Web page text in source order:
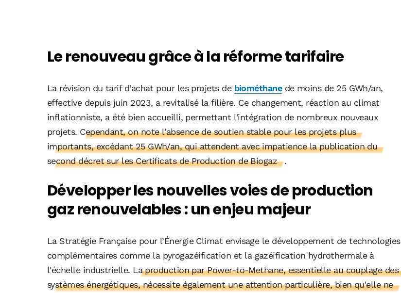
Le renouveau grâce à la réforme tarifaire
La révision du tarif d’achat pour les projets de biométhanede moins de 25 GWh/an,
effective depuis juin 2023, a revitalisé la filière. Ce changement, réaction au climat
inflationniste, a été bien accueilli, permettant l'intégration de nombreux nouveaux
projets. Cependant, on note l'absence de soutien stable pour les projets plus
importants, excédant 25 GWh/an, qui attendent avec impatience la publication du
second décret sur les Certificats de Production de Biogaz
.
Développer les nouvelles voies de production
gaz renouvelables : un enjeu majeur
La Stratégie Française pour l’Énergie Climat envisage le développement de technologies
complémentaires comme la pyrogazéification et la gazéification hydrothermale à
l'échelle industrielle. La production par Power-to-Methane, essentielle au couplage des
systèmes énergétiques, nécessite également une attention particulière, bien qu'elle ne